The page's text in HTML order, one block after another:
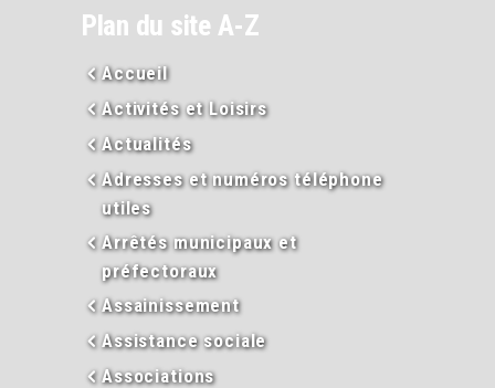
Plan du site A-Z
Accueil
Activités et Loisirs
Actualités
Adresses et numéros téléphone
utiles
Arrêtés municipaux et
préfectoraux
Assainissement
Assistance sociale
Associations